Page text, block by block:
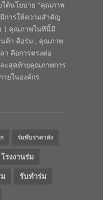
ใต้นโยบาย “คุณภาพ
การให้ความสำคัญ
1 คุณภาพในทีนี้มี
ค้า คือร่ม , คุณภาพ
า คือการตรงต่อ
ะสุดท้ายคุณภาพการ
ยในองค์กร
ร่มพับราคาส่ง
โรงงานร่ม
รับทำร่ม